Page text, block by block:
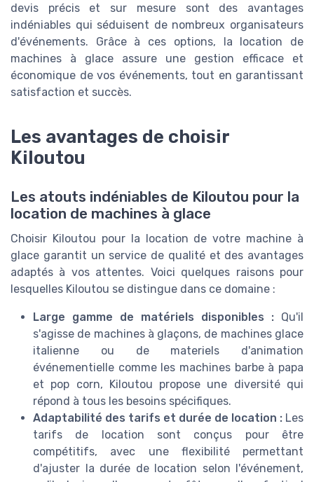
devis précis et sur mesure sont des avantages
indéniables qui séduisent de nombreux organisateurs
d'événements. Grâce à ces options, la location de
machines à glace assure une gestion efficace et
économique de vos événements, tout en garantissant
satisfaction et succès.
Les avantages de choisir
Kiloutou
Les atouts indéniables de Kiloutou pour la
location de machines à glace
Choisir Kiloutou pour la location de votre machine à
glace garantit un service de qualité et des avantages
adaptés à vos attentes. Voici quelques raisons pour
lesquelles Kiloutou se distingue dans ce domaine :
Large gamme de matériels disponibles : Qu'il
s'agisse de machines à glaçons, de machines glace
italienne ou de materiels d'animation
événementielle comme les machines barbe à papa
et pop corn, Kiloutou propose une diversité qui
répond à tous les besoins spécifiques.
Adaptabilité des tarifs et durée de location : Les
tarifs de location sont conçus pour être
compétitifs, avec une flexibilité permettant
d'ajuster la durée de location selon l'événement,